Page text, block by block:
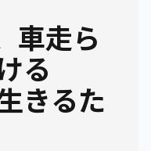
車走ら
る
きるた